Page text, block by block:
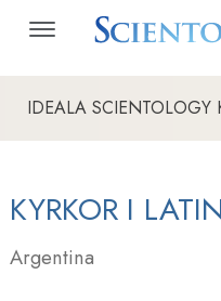
IDEALA SCIENTOLOGY
KYRKOR I
Argentina